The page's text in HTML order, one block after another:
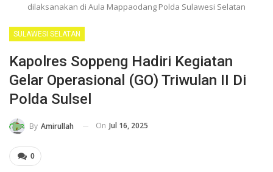
dilaksanakan di Aula Mappaodang Polda Sulawesi Selatan
SULAWESI SELATAN
Kapolres Soppeng Hadiri Kegiatan
Gelar Operasional (GO) Triwulan II Di
Polda Sulsel
By Amirullah On Jul 16, 2025
0